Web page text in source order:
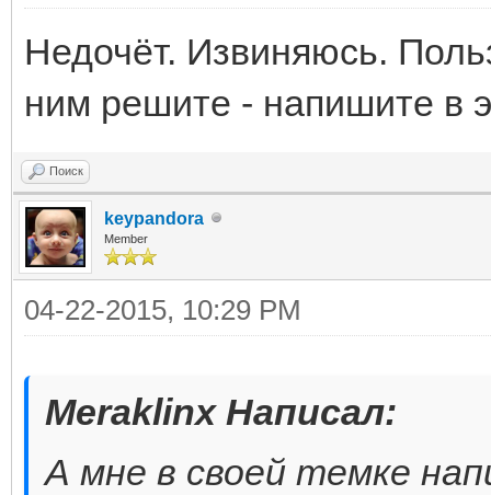
Недочёт. Извиняюсь.
ним решите - напишите в
Поиск
keypandora
Member
04-22-2015, 10:29 PM
Meraklinx Написал:
А мне в своей темке